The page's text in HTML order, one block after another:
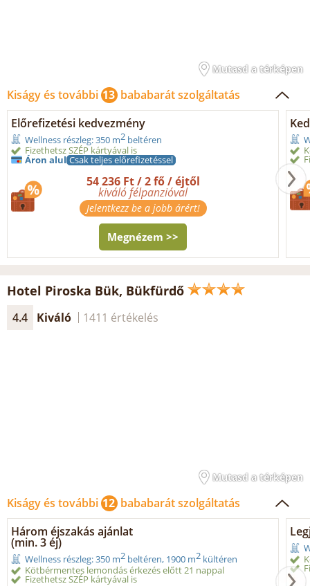
Mutasd a térképen
Kiságy és további 13 bababarát szolgáltatás
Előrefizetési kedvezmény
Wellness részleg: 350 m2 beltéren
Fizethetsz SZÉP kártyával is
Áron alul Csak teljes előrefizetéssel
54 236 Ft / 2 fő / éjtől
kiváló félpanzióval
Jelentkezz be a jobb árért!
Megnézem >>
Hotel Piroska Bük, Bükfürdő
4.4 Kiváló 1411 értékelés
Mutasd a térképen
Kiságy és további 12 bababarát szolgáltatás
Három éjszakás ajánlat
(min. 3 éj)
Wellness részleg: 350 m2 beltéren, 1900 m2 kültéren
Kötbérmentes lemondás érkezés előtt 21 nappal
Fizethetsz SZÉP kártyával is